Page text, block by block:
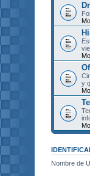
y
Nombre de